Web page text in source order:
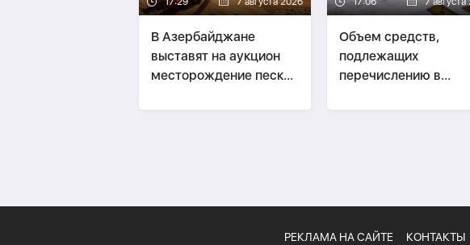
В Азербайджане
выставят на аукцион
месторождение песка
Объем средств,
подлежащих
перечислению в
4 млрд манатов
РЕКЛАМА НА САЙТЕ КОНТАКТЫ